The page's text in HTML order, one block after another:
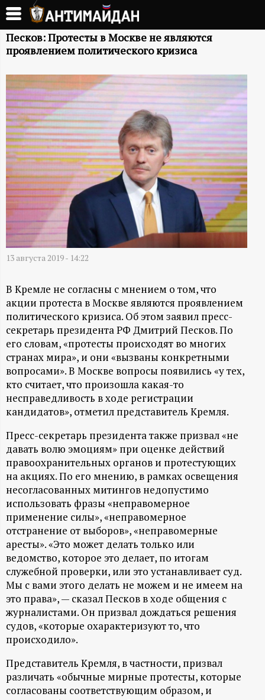
Перейти
основному
содержанию
А
Т
И
М
А
Й
Д
А
Н
-
и
н
ф
о
р
м
а
ц
и
о
н
н
ы
Песков: Протесты в Москве не являются
проявлением политического кризиса
13 августа 2019 - 14:22
В Кремле не согласны с мнением о том, что
акции протеста в Москве являются проявлением
политического кризиса. Об этом заявил пресс-
секретарь президента РФ Дмитрий Песков. По
его словам, «протесты происходят во многих
странах мира», и они «вызваны конкретными
вопросами». В Москве вопросы появились «у тех,
кто считает, что произошла какая-то
несправедливость в ходе регистрации
кандидатов», отметил представитель Кремля.
Пресс-секретарь президента также призвал «не
давать волю эмоциям» при оценке действий
правоохранительных органов и протестующих
на акциях. По его мнению, в рамках освещения
несогласованных митингов недопустимо
использовать фразы «неправомерное
применение силы», «неправомерное
отстранение от выборов», «неправомерные
аресты». «Это может делать только или
ведомство, которое это делает, по итогам
служебной проверки, или это устанавливает суд.
Мы с вами этого делать не можем и не имеем на
это права», — сказал Песков в ходе общения с
журналистами. Он призвал дождаться решения
судов, «которые охарактеризуют то, что
происходило».
Представитель Кремля, в частности, призвал
различать «обычные мирные протесты, которые
согласованы соответствующим образом, и